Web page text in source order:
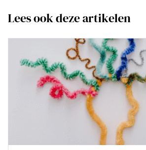
Lees ook deze artikelen